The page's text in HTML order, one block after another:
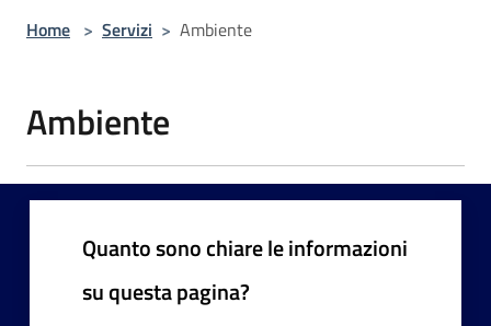
Home > Servizi > Ambiente
Ambiente
Quanto sono chiare le informazioni
su questa pagina?